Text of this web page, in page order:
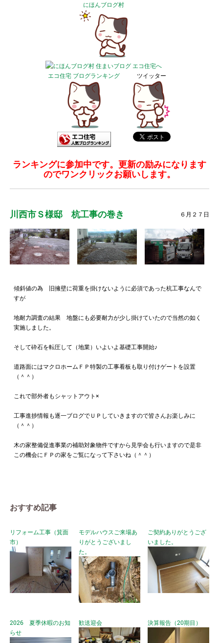
にほんブログ村
エコ住宅 ブログランキング ツイッター
ランキングに参加中です。更新の励みになります
のでワンクリックお願いします。
川西市Ｓ様邸 杭工事の巻き ６月２７日
傾斜値の為 旧擁壁に荷重を掛けないように必須であった杭工事なんで
すが
地耐力調査の結果 地盤にも必要耐力が少し掛けていたので当然の如く
実施しました。
そして砕石を転圧して（地業）いよいよ基礎工事開始♪
道路面にはマクロホームＦＰ特製の工事看板も取り付けゲートを設置
（＾＾）
これで部外者もシャットアウト×
工事進捗情報も逐一ブログでＵＰしていきますので皆さんお楽しみに
（＾＾）
木の家整備促進事業の補助対象物件ですから見学会も行いますので是非
この機会にＦＰの家をご覧になって下さいね（＾＾）
おすすめ記事
リフォーム工事（箕面
市）
モデルハウスご来場あ
りがとうございまし
た。
ご契約ありがとうござ
いました。
2026 夏季休暇のお知
らせ
歓送迎会 決算報告（20期目）